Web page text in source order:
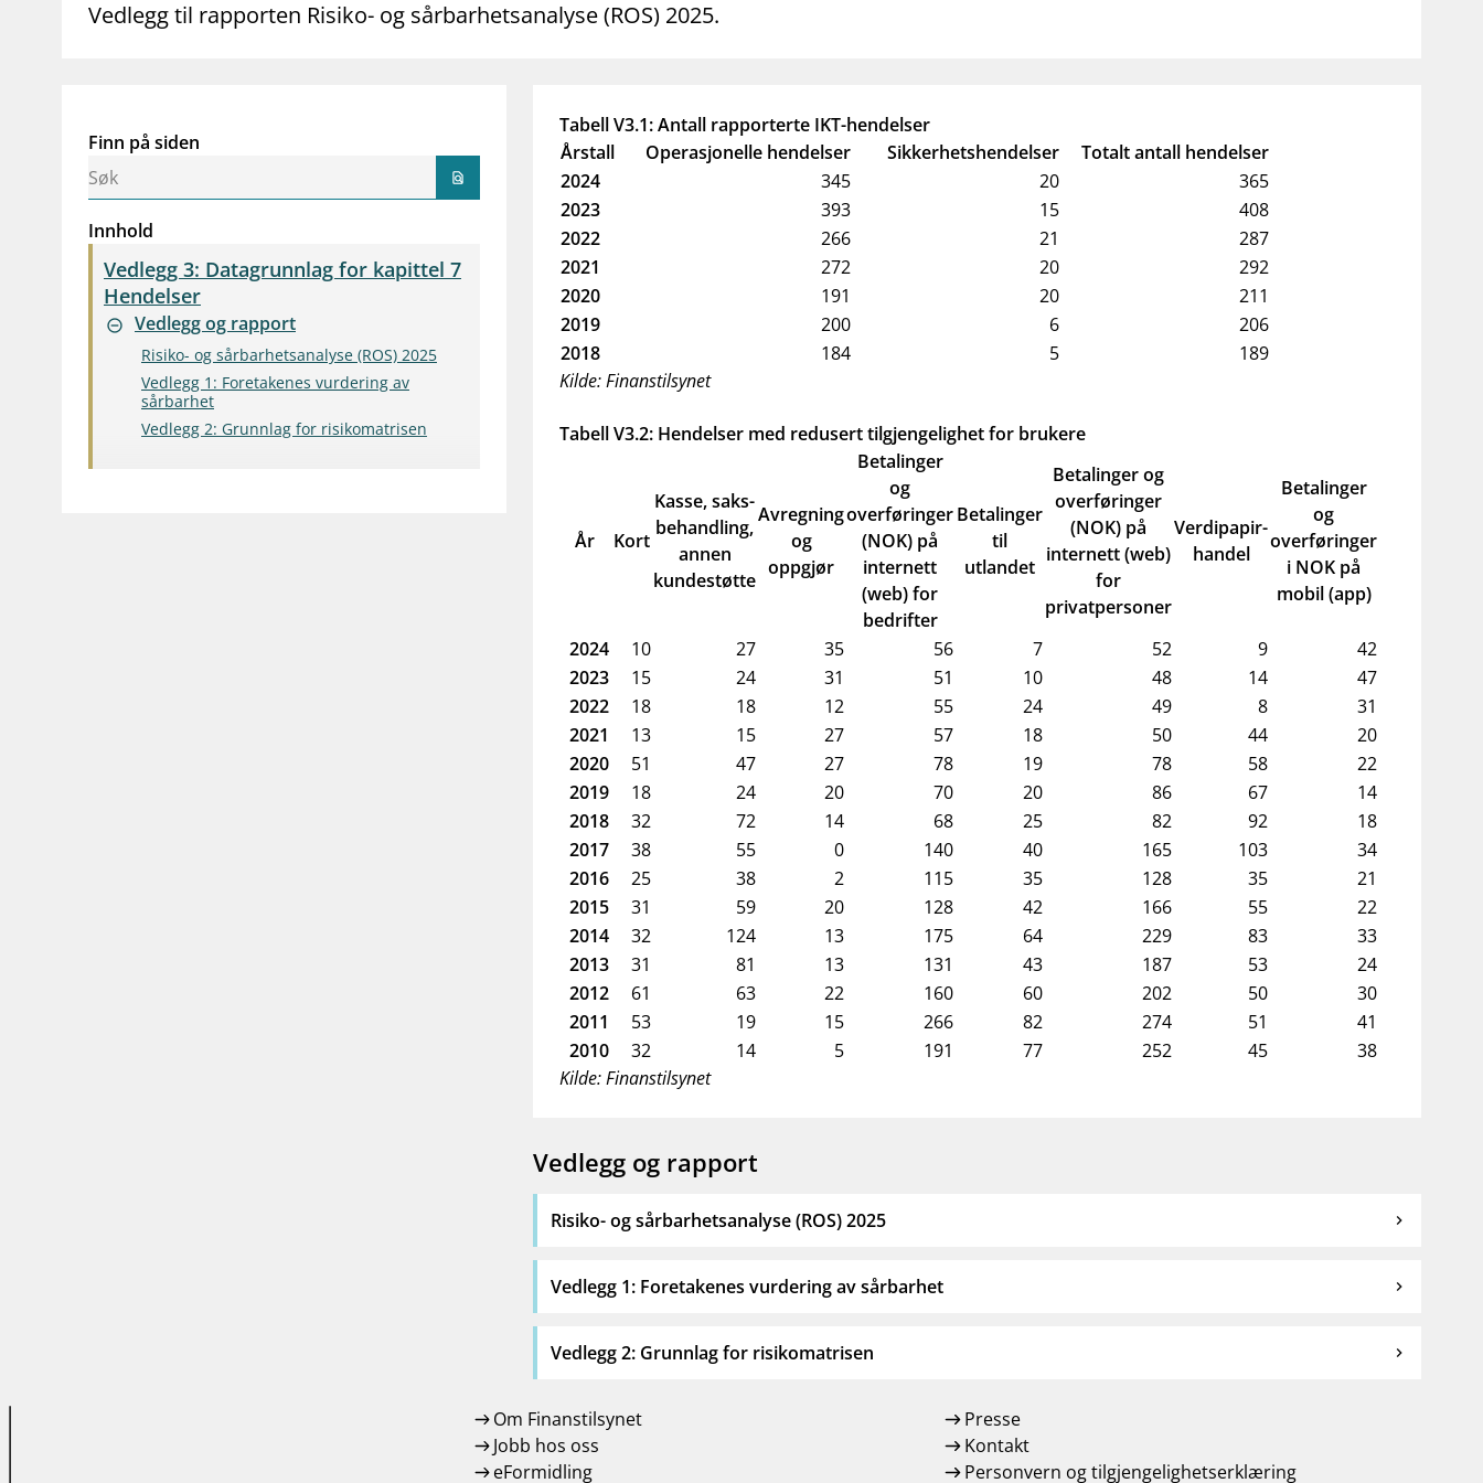
Vedlegg til rapporten Risiko- og sårbarhetsanalyse (ROS) 2025.
Finn på siden
find_in_page
Innhold
Vedlegg 3: Datagrunnlag for kapittel 7
Hendelser
remove_circle_outline Vedlegg og rapport
Risiko- og sårbarhetsanalyse (ROS) 2025
Vedlegg 1: Foretakenes vurdering av
sårbarhet
Vedlegg 2: Grunnlag for risikomatrisen
Tabell V3.1: Antall rapporterte IKT-hendelser
Årstall
Operasjonelle hendelser Sikkerhetshendelser
Totalt antall hendelser
2024
345 20
365
2023
393 15
408
2022
266 21
287
2021
272 20
292
2020
191 20
211
2019
200 6
206
2018
184 5
189
Kilde: Finanstilsynet
Tabell V3.2: Hendelser med redusert tilgjengelighet for brukere
År Kort
Kasse, saks-
behandling,
annen
kundestøtte
Avregning
og
oppgjør
Betalinger
og
overføringer
(NOK) på
internett
(web) for
bedrifter
Betalinger
til
utlandet
Betalinger og
overføringer
(NOK) på
internett (web)
for
privatpersoner
Verdipapir-
handel
Betalinger
og
overføringer
i NOK på
mobil (app)
2024 10 27 35 56 7 52 9
42
2023
15 24 31 51 10 48 14
47
2022
18 18 12 55 24 49 8
31
2021
13 15 27 57 18 50 44
20
2020
51 47 27 78 19 78 58
22
2019
18 24 20 70 20 86 67
14
2018
32 72 14 68 25 82 92
18
2017
38 55 0 140 40 165 103
34
2016
25 38 2 115 35 128 35
21
2015
31 59 20 128 42 166 55
22
2014
32 124 13 175 64 229 83
33
2013
31 81 13 131 43 187 53
24
2012
61 63 22 160 60 202 50
30
2011
53 19 15 266 82 274 51
41
2010
32 14 5 191 77 252 45
38
Kilde: Finanstilsynet
Vedlegg og rapport
Risiko- og sårbarhetsanalyse (ROS) 2025
Vedlegg 1: Foretakenes vurdering av sårbarhet
Vedlegg 2: Grunnlag for risikomatrisen
Om Finanstilsynet
Presse
Jobb hos oss
Kontakt
eFormidling
Personvern og tilgjengelighetserklæring